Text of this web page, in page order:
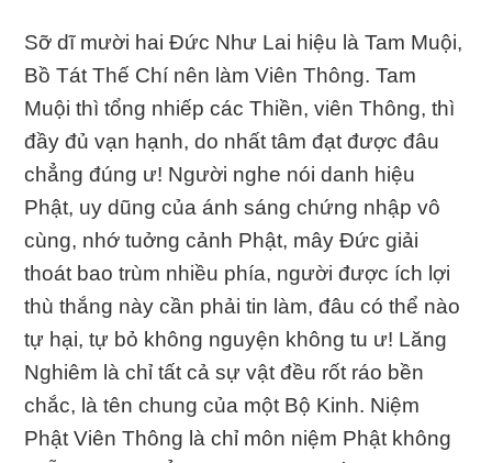
Sỡ dĩ mười hai Đức Như Lai hiệu là Tam Muội,
Bồ Tát Thế Chí nên làm Viên Thông. Tam
Muội thì tổng nhiếp các Thiền, viên Thông, thì
đầy đủ vạn hạnh, do nhất tâm đạt được đâu
chẳng đúng ư! Người nghe nói danh hiệu
Phật, uy dũng của ánh sáng chứng nhập vô
cùng, nhớ tuởng cảnh Phật, mây Đức giải
thoát bao trùm nhiều phía, người được ích lợi
thù thắng này cần phải tin làm, đâu có thể nào
tự hại, tự bỏ không nguyện không tu ư! Lăng
Nghiêm là chỉ tất cả sự vật đều rốt ráo bền
chắc, là tên chung của một Bộ Kinh. Niệm
Phật Viên Thông là chỉ môn niệm Phật không